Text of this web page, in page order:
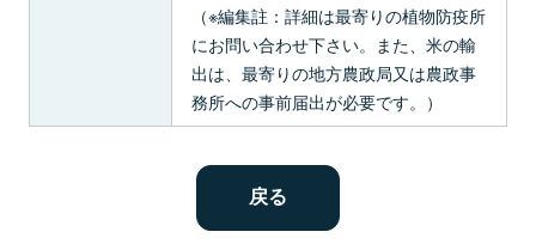
（※編集註：詳細は最寄りの植物防疫所
にお問い合わせ下さい。また、米の輸
出は、最寄りの地方農政局又は農政事
務所への事前届出が必要です。）